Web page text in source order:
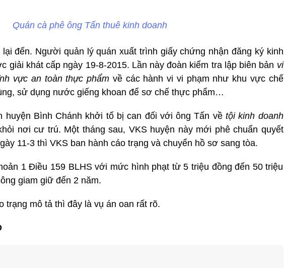
Quán cà phê ông Tấn thuê kinh doanh
lại đến. Người quản lý quán xuất trình giấy chứng nhận đăng ký kinh
giải khát cấp ngày 19-8-2015. Lần này đoàn kiểm tra lập biên bản vi
vực an toàn thực phẩm về các hành vi vi phạm như khu vực chế
sử dụng nước giếng khoan để sơ chế thực phẩm…
huyện Bình Chánh khởi tố bị can đối với ông Tấn về tội kinh doanh
nơi cư trú. Một tháng sau, VKS huyện này mới phê chuẩn quyết
11-3 thì VKS ban hành cáo trạng và chuyển hồ sơ sang tòa.
1 Điều 159 BLHS với mức hình phạt từ 5 triệu đồng đến 50 triệu
giam giữ đến 2 năm.
trạng mô tả thì đây là vụ án oan rất rõ.